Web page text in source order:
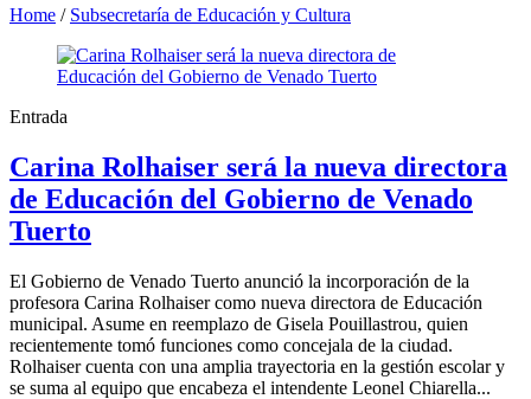
Home / Subsecretaría de Educación y Cultura
Entrada
Carina Rolhaiser será la nueva directora
de Educación del Gobierno de Venado
Tuerto
El Gobierno de Venado Tuerto anunció la incorporación de la
profesora Carina Rolhaiser como nueva directora de Educación
municipal. Asume en reemplazo de Gisela Pouillastrou, quien
recientemente tomó funciones como concejala de la ciudad.
Rolhaiser cuenta con una amplia trayectoria en la gestión escolar y
se suma al equipo que encabeza el intendente Leonel Chiarella...